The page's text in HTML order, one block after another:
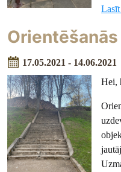
17.05.2021 - 14.06.2021
Hei,